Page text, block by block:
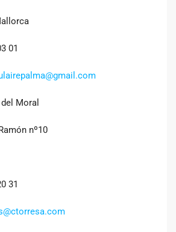
01
Moral
nº10
31